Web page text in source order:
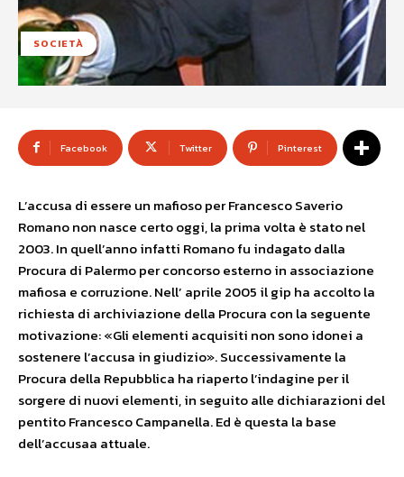
SOCIETÀ
Facebook Twitter Pinterest
L’accusa di essere un mafioso per Francesco Saverio
Romano non nasce certo oggi, la prima volta è stato nel
2003. In quell’anno infatti Romano fu indagato dalla
Procura di Palermo per concorso esterno in associazione
mafiosa e corruzione. Nell’ aprile 2005 il gip ha accolto la
richiesta di archiviazione della Procura con la seguente
motivazione: «Gli elementi acquisiti non sono idonei a
sostenere l’accusa in giudizio». Successivamente la
Procura della Repubblica ha riaperto l’indagine per il
sorgere di nuovi elementi, in seguito alle dichiarazioni del
pentito Francesco Campanella. Ed è questa la base
dell’accusaa attuale.